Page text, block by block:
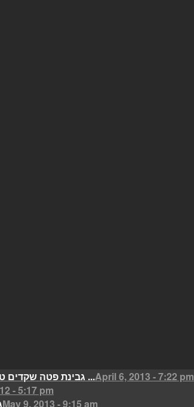
גבינת פטה שקדים טבעונית אפויה ...April 6, 2013 - 7:22 pm
- 5:17 pm
May 9, 2013 - 9:15 am